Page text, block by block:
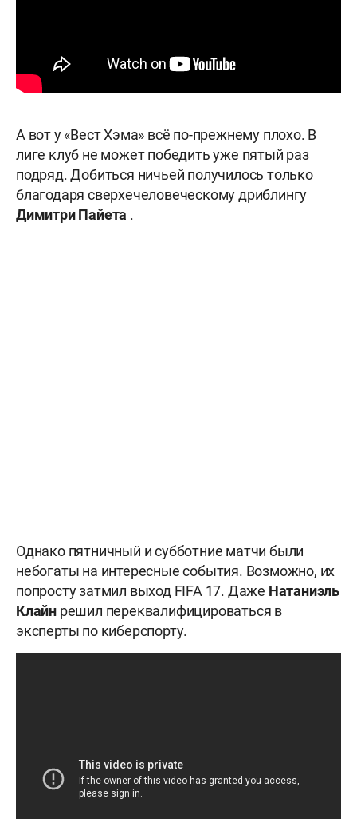
А вот у «Вест Хэма» всё по-прежнему плохо. В
лиге клуб не может победить уже пятый раз
подряд. Добиться ничьей получилось только
благодаря сверхечеловеческому дриблингу
Димитри Пайета .
Однако пятничный и субботние матчи были
небогаты на интересные события. Возможно, их
попросту затмил выход FIFA 17. Даже Натаниэль
Клайн решил переквалифицироваться в
эксперты по киберспорту.